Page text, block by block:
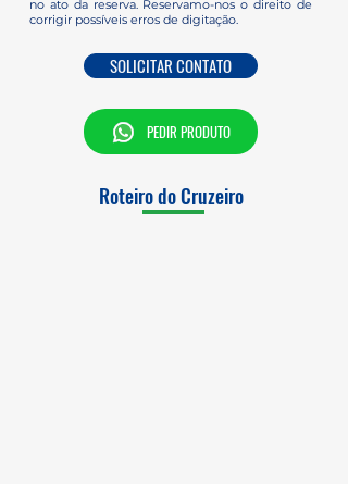
no ato da reserva. Reservamo-nos o direito de
corrigir possíveis erros de digitação.
SOLICITAR CONTATO
PEDIR PRODUTO
Roteiro do Cruzeiro